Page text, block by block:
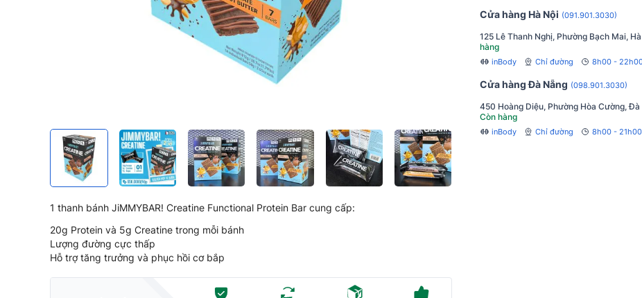
1 thanh bánh JiMMYBAR! Creatine Functional Protein Bar cung cấp:
20g Protein và 5g Creatine trong mỗi bánh
Lượng đường cực thấp
Hỗ trợ tăng trưởng và phục hồi cơ bắp
Cửa hàng Hà Nội (091.901.3030)
125 Lê Thanh Nghị, Phường Bạch Mai,
hàng
inBody Chỉ đường 8h00 -
Cửa hàng Đà Nẵng (098.901.3030)
450 Hoàng Diệu, Phường Hòa Cường, Đà
Còn hàng
inBody Chỉ đường 8h00 - 21h00